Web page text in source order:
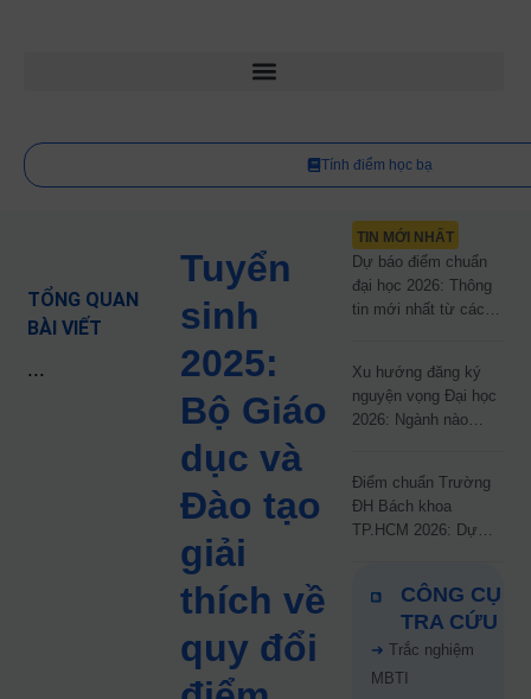
Tính điểm học bạ
TỔNG QUAN
BÀI VIẾT
...
Tuyển
sinh
2025:
Bộ Giáo
dục và
Đào tạo
giải
thích về
quy đổi
TIN MỚI NHẤT
Dự báo điểm chuẩn
đại học 2026: Thông
tin mới nhất từ các
Xu hướng đăng ký
nguyện vọng Đại học
2026: Ngành nào
Điểm chuẩn Trường
ĐH Bách khoa
TP.HCM 2026: Dự
67%
CÔNG CỤ
TRA CỨU
➜ Trắc nghiệm
MBTI